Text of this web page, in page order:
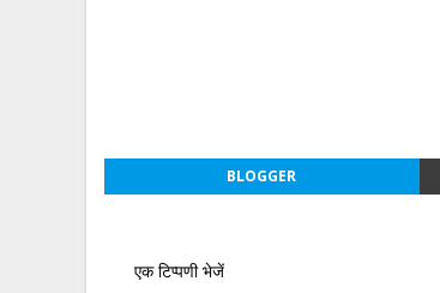
BLOGGER
एक टिप्पणी भेजें